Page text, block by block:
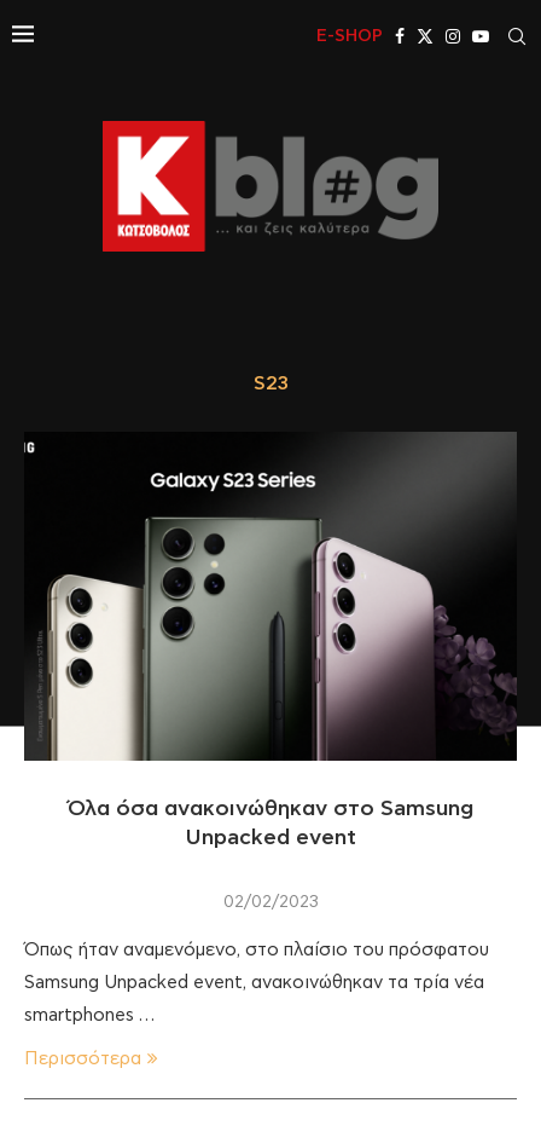
E-SHOP
S23
Όλα όσα ανακοινώθηκαν στο Samsung
Unpacked event
02/02/2023
Όπως ήταν αναμενόμενο, στο πλαίσιο του πρόσφατου
Samsung Unpacked event, ανακοινώθηκαν τα τρία νέα
smartphones …
Περισσότερα